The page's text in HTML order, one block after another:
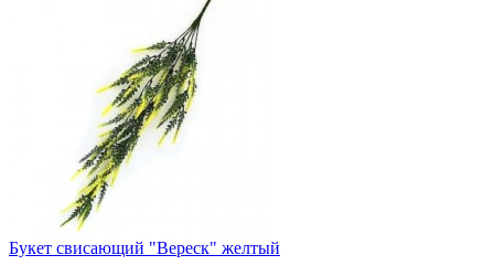
Букет свисающий "Вереск" желтый